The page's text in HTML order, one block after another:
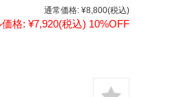
通常価格: ¥8,800(税込)
格: ¥7,920(税込) 10%OFF